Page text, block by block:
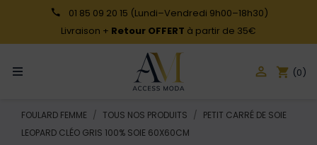
01 85 09 20 15 (Lundi–Vendredi 9h00–18h30)
Livraison + Retour OFFERT à partir de 35€
 shopping_cart (0)
FOULARD FEMME TOUS NOS PRODUITS
PETIT CARRÉ DE SOIE
LEOPARD CLÉO GRIS 100% SOIE 60X60CM